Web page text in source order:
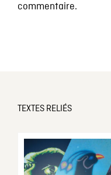
commentaire.
TEXTES RELIÉS